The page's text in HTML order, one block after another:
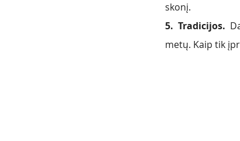
skonį.
5. Tradicijos.
metų. Kaip tik